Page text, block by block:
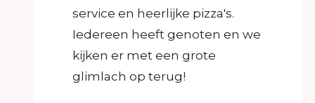
service en heerlijke pizza's.
Iedereen heeft genoten en we
kijken er met een grote
glimlach op terug!